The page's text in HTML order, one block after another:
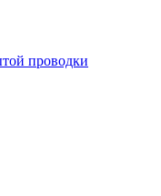
проводки